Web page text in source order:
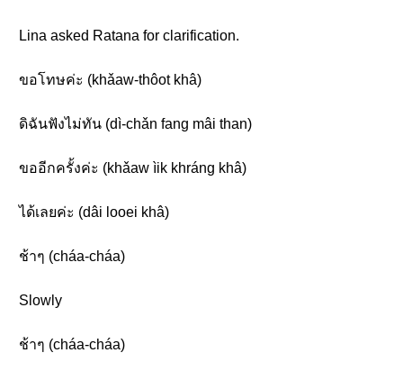
Lina asked Ratana for clarification.
ขอโทษค่ะ (khǎaw-thôot khâ)
ดิฉันฟังไม่ทัน (dì-chǎn fang mâi than)
ขออีกครั้งค่ะ (khǎaw ìik khráng khâ)
ได้เลยค่ะ (dâi looei khâ)
ช้าๆ (cháa-cháa)
Slowly
ช้าๆ (cháa-cháa)